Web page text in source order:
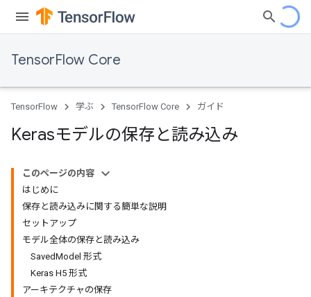
TensorFlow Core
TensorFlow 学ぶ TensorFlow Core ガイド
Kerasモデルの保存と読み込み
このページの内容
はじめに
保存と読み込みに関する簡単な説明
セットアップ
モデル全体の保存と読み込み
SavedModel 形式
Keras H5 形式
アーキテクチャの保存